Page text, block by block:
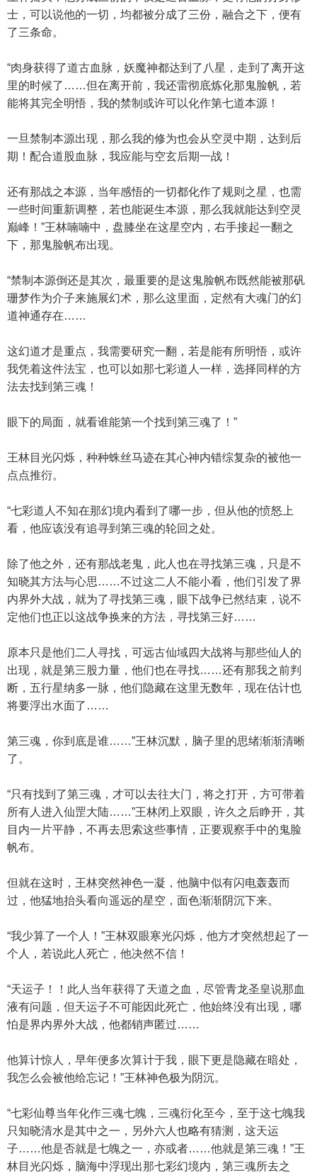
士，可以说他的一切，均都被分成了三份，融合之下，便有
了三条命。
“肉身获得了道古血脉，妖魔神都达到了八星，走到了离开这
里的时候了……但在离开前，我还雷彻底炼化那鬼脸帆，若
能将其完全明悟，我的禁制或许可以化作第七道本源！
一旦禁制本源出现，那么我的修为也会从空灵中期，达到后
期！配合道股血脉，我应能与空玄后期一战！
还有那战之本源，当年感悟的一切都化作了规则之星，也需
一些时间重新调整，若也能诞生本源，那么我就能达到空灵
巅峰！”王林喃喃中，盘膝坐在这星空内，右手接起一翻之
下，那鬼脸帆布出现。
“禁制本源倒还是其次，最重要的是这鬼脸帆布既然能被那矾
珊梦作为介子来施展幻术，那么这里面，定然有大魂门的幻
道神通存在……
这幻道才是重点，我需要研究一翻，若是能有所明悟，或许
我凭着这件法宝，也可以如那七彩道人一样，选择同样的方
法去找到第三魂！
眼下的局面，就看谁能第一个找到第三魂了！”
王林目光闪烁，种种蛛丝马迹在其心神内错综复杂的被他一
点点推衍。
“七彩道人不知在那幻境内看到了哪一步，但从他的愤怒上
看，他应该没有追寻到第三魂的轮回之处。
除了他之外，还有那战老鬼，此人也在寻找第三魂，只是不
知晓其方法与心思……不过这二人不能小看，他们引发了界
内界外大战，就为了寻找第三魂，眼下战争已然结束，说不
定他们也正以这战争换来的方法，寻找第三好……
原本只是他们二人寻找，可远古仙域四大战将与那些仙人的
出现，就是第三股力量，他们也在寻找……还有那我之前判
断，五行星纳多一脉，他们隐藏在这里无数年，现在估计也
将要浮出水面了……
第三魂，你到底是谁……”王林沉默，脑子里的思绪渐渐清晰
了。
“只有找到了第三魂，才可以去往大门，将之打开，方可带着
所有人进入仙罡大陆……”王林闭上双眼，许久之后睁开，其
目内一片平静，不再去思索这些事情，正要观察手中的鬼脸
帆布。
但就在这时，王林突然神色一凝，他脑中似有闪电轰轰而
过，他猛地抬头看向遥远的星空，面色渐渐阴沉下来。
“我少算了一个人！”王林双眼寒光闪烁，他方才突然想起了一
个人，若说此人死亡，他决然不信！
“天运子！！此人当年获得了天道之血，尽管青龙圣皇说那血
液有问题，但天运子不可能因此死亡，他始终没有出现，哪
怕是界内界外大战，他都销声匿过……
他算计惊人，早年便多次算计于我，眼下更是隐藏在暗处，
我怎么会被他给忘记！”王林神色极为阴沉。
“七彩仙尊当年化作三魂七魄，三魂衍化至今，至于这七魄我
只知晓清水是其中之一，另外六人也略有猜测，这天运
子……他是否就是七魄之一，亦或者……他就是第三魂！”王
林目光闪烁，脑海中浮现出那七彩幻境内，第三魂所去之